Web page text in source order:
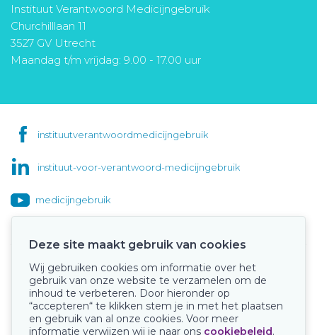
Instituut Verantwoord Medicijngebruik
Churchilllaan 11
3527 GV Utrecht
Maandag t/m vrijdag: 9.00 - 17.00 uur
instituutverantwoordmedicijngebruik
instituut-voor-verantwoord-medicijngebruik
medicijngebruik
Onze keurmerken
Deze site maakt gebruik van cookies
Wij gebruiken cookies om informatie over het
gebruik van onze website te verzamelen om de
inhoud te verbeteren. Door hieronder op
“accepteren“ te klikken stem je in met het plaatsen
en gebruik van al onze cookies. Voor meer
informatie verwijzen wij je naar ons cookiebeleid.